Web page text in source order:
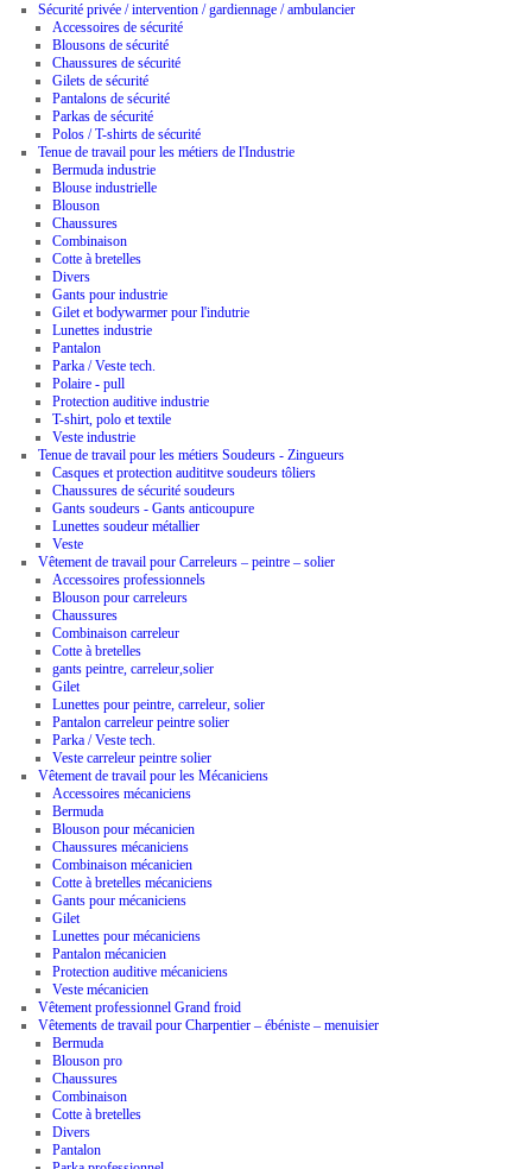
Sécurité privée / intervention / gardiennage / ambulancier
Accessoires de sécurité
Blousons de sécurité
Chaussures de sécurité
Gilets de sécurité
Pantalons de sécurité
Parkas de sécurité
Polos / T-shirts de sécurité
Tenue de travail pour les métiers de l'Industrie
Bermuda industrie
Blouse industrielle
Blouson
Chaussures
Combinaison
Cotte à bretelles
Divers
Gants pour industrie
Gilet et bodywarmer pour l'indutrie
Lunettes industrie
Pantalon
Parka / Veste tech.
Polaire - pull
Protection auditive industrie
T-shirt, polo et textile
Veste industrie
Tenue de travail pour les métiers Soudeurs - Zingueurs
Casques et protection audititve soudeurs tôliers
Chaussures de sécurité soudeurs
Gants soudeurs - Gants anticoupure
Lunettes soudeur métallier
Veste
Vêtement de travail pour Carreleurs – peintre – solier
Accessoires professionnels
Blouson pour carreleurs
Chaussures
Combinaison carreleur
Cotte à bretelles
gants peintre, carreleur,solier
Gilet
Lunettes pour peintre, carreleur, solier
Pantalon carreleur peintre solier
Parka / Veste tech.
Veste carreleur peintre solier
Vêtement de travail pour les Mécaniciens
Accessoires mécaniciens
Bermuda
Blouson pour mécanicien
Chaussures mécaniciens
Combinaison mécanicien
Cotte à bretelles mécaniciens
Gants pour mécaniciens
Gilet
Lunettes pour mécaniciens
Pantalon mécanicien
Protection auditive mécaniciens
Veste mécanicien
Vêtement professionnel Grand froid
Vêtements de travail pour Charpentier – ébéniste – menuisier
Bermuda
Blouson pro
Chaussures
Combinaison
Cotte à bretelles
Divers
Pantalon